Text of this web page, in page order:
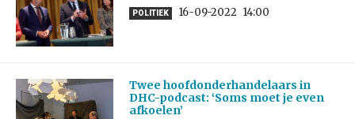
POLITIEK 16-09-2022 14:00
Twee hoofdonderhandelaars in
DHC-podcast: ‘Soms moet je even
afkoelen’